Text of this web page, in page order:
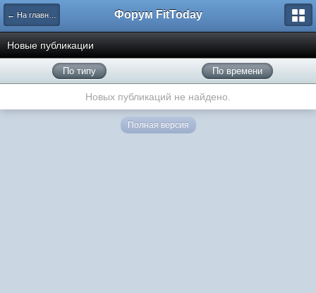
← На главную Форум FitToday
Новые публикации
По типу По времени
Новых публикаций не найдено.
Полная версия